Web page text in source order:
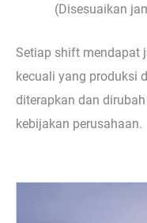
(Disesuaikan
Setiap shift mendapat
kecuali yang produksi
diterapkan dan
kebijakan perusahaan.